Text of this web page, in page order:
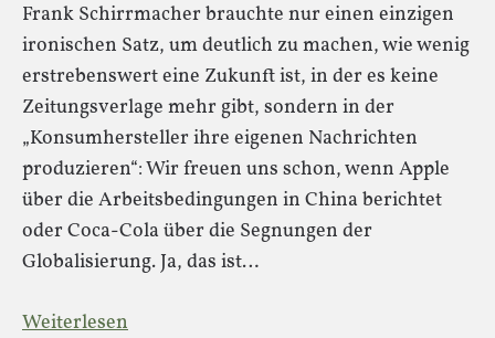
Frank Schirrmacher brauchte nur einen einzigen
ironischen Satz, um deutlich zu machen, wie wenig
erstrebenswert eine Zukunft ist, in der es keine
Zeitungsverlage mehr gibt, sondern in der
„Konsumhersteller ihre eigenen Nachrichten
produzieren“: Wir freuen uns schon, wenn Apple
über die Arbeitsbedingungen in China berichtet
oder Coca-Cola über die Segnungen der
Globalisierung. Ja, das ist…
Weiterlesen